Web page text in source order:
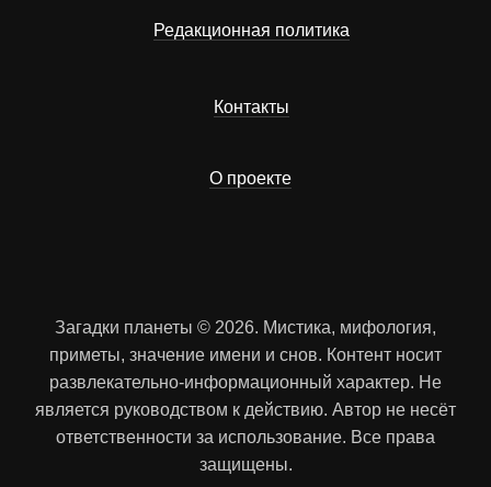
Редакционная политика
Контакты
О проекте
Загадки планеты © 2026. Мистика, мифология,
приметы, значение имени и снов. Контент носит
развлекательно-информационный характер. Не
является руководством к действию. Автор не несёт
ответственности за использование. Все права
защищены.